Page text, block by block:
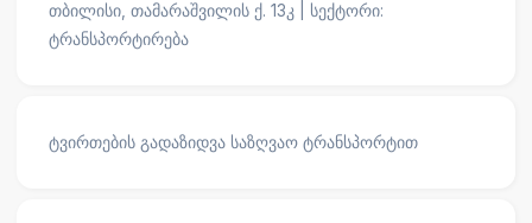
თბილისი, თამარაშვილის ქ. 13კ | სექტორი:
ტრანსპორტირება
ტვირთების გადაზიდვა საზღვაო ტრანსპორტით